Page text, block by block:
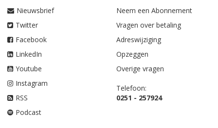
Nieuwsbrief
Twitter
Facebook
LinkedIn
Youtube
Instagram
RSS
Podcast
Neem een Abonnement
Vragen over betaling
Adreswijziging
Opzeggen
Overige vragen
Telefoon:
0251 - 257924